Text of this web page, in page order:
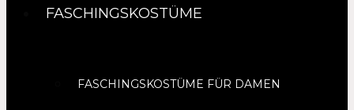
FASCHINGSKOSTÜME
FASCHINGSKOSTÜME FÜR DAMEN